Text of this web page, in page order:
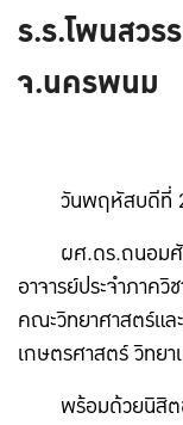
ร.ร.โพนสว
จ.นครพนม
วันพฤหัสบดีที่
ผศ.ดร.ถนอม
อาจารย์ประจำภาค
คณะวิทยาศาสต
เกษตรศาสตร์ วิทย
พร้อมด้วยนิสิ